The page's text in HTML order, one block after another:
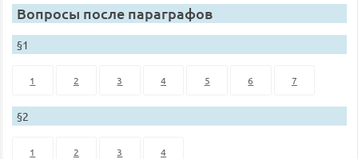
Вопросы после параграфов
§1
1 2 3 4 5 6 7
§2
1 2 3 4